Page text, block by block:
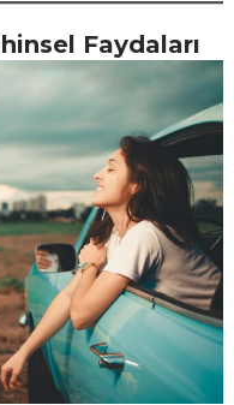
Faydaları